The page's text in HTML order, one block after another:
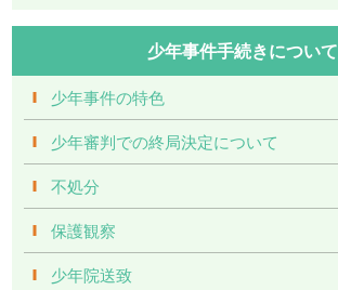
少年事件手続きについて
少年事件の特色
少年審判での終局決定について
不処分
保護観察
少年院送致